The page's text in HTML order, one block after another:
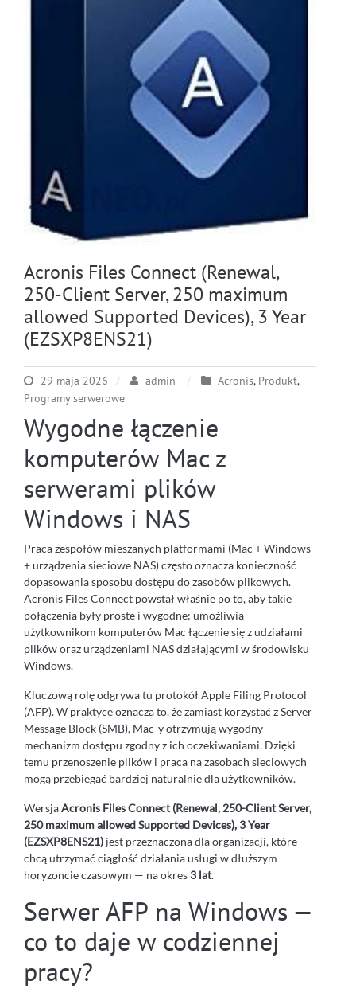
Acronis Files Connect (Renewal,
250-Client Server, 250 maximum
allowed Supported Devices), 3 Year
(EZSXP8ENS21)
29 maja 2026 admin Acronis, Produkt,
Programy serwerowe
Wygodne łączenie
komputerów Mac z
serwerami plików
Windows i NAS
Praca zespołów mieszanych platformami (Mac + Windows
+ urządzenia sieciowe NAS) często oznacza konieczność
dopasowania sposobu dostępu do zasobów plikowych.
Acronis Files Connect powstał właśnie po to, aby takie
połączenia były proste i wygodne: umożliwia
użytkownikom komputerów Mac łączenie się z udziałami
plików oraz urządzeniami NAS działającymi w środowisku
Windows.
Kluczową rolę odgrywa tu protokół Apple Filing Protocol
(AFP). W praktyce oznacza to, że zamiast korzystać z Server
Message Block (SMB), Mac-y otrzymują wygodny
mechanizm dostępu zgodny z ich oczekiwaniami. Dzięki
temu przenoszenie plików i praca na zasobach sieciowych
mogą przebiegać bardziej naturalnie dla użytkowników.
WersjaAcronis Files Connect (Renewal, 250-Client Server,
250 maximum allowed Supported Devices), 3 Year
(EZSXP8ENS21) jest przeznaczona dla organizacji, które
chcą utrzymać ciągłość działania usługi w dłuższym
horyzoncie czasowym — na okres3 lat.
Serwer AFP na Windows —
co to daje w codziennej
pracy?